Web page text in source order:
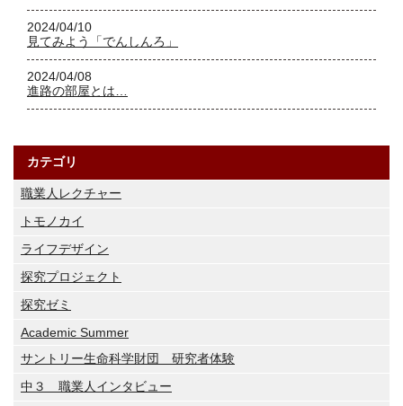
2024/04/10
見てみよう「でんしんろ」
2024/04/08
進路の部屋とは…
カテゴリ
職業人レクチャー
トモノカイ
ライフデザイン
探究プロジェクト
探究ゼミ
Academic Summer
サントリー生命科学財団 研究者体験
中３ 職業人インタビュー